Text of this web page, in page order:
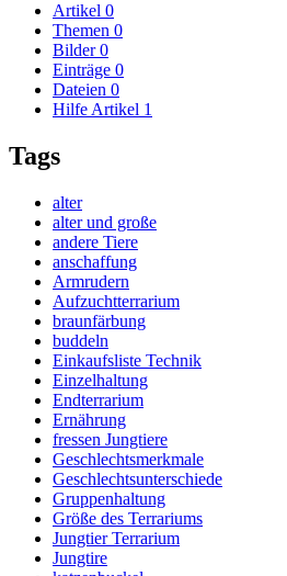
Artikel 0
Themen 0
Bilder 0
Einträge 0
Dateien 0
Hilfe Artikel 1
Tags
alter
alter und große
andere Tiere
anschaffung
Armrudern
Aufzuchtterrarium
braunfärbung
buddeln
Einkaufsliste Technik
Einzelhaltung
Endterrarium
Ernährung
fressen Jungtiere
Geschlechtsmerkmale
Geschlechtsunterschiede
Gruppenhaltung
Größe des Terrariums
Jungtier Terrarium
Jungtire